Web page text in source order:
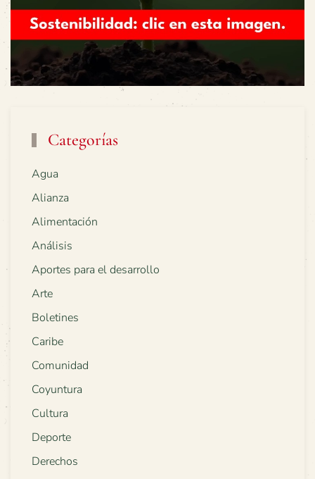
Categorías
Agua
Alianza
Alimentación
Análisis
Aportes para el desarrollo
Arte
Boletines
Caribe
Comunidad
Coyuntura
Cultura
Deporte
Derechos